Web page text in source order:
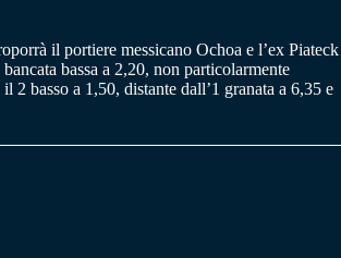
il portiere messicano Ochoa e l’ex Piateck
bassa a 2,20, non particolarmente
basso a 1,50, distante dall’1 granata a 6,35 e